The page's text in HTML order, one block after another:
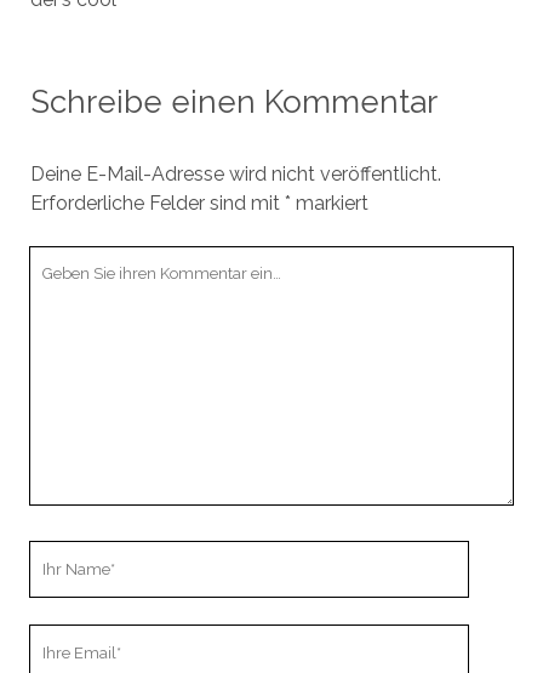
Schreibe einen Kommentar
Deine E-Mail-Adresse wird nicht veröffentlicht.
Erforderliche Felder sind mit * markiert